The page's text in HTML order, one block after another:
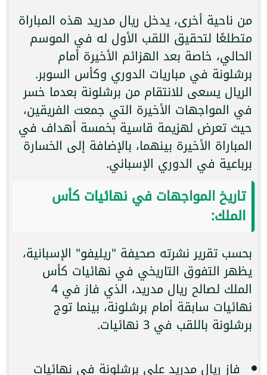
من ناحية أخرى، يدخل ريال مدريد هذه المباراة
متطلعًا لتحقيق اللقب الأول له في الموسم
الحالي، خاصة بعد الهزائم الأخيرة أمام
برشلونة في مباريات الدوري وكأس السوبر.
الريال يسعى للانتقام من برشلونة بعدما خسر
في المواجهات الأخيرة التي جمعت الفريقين،
حيث تعرض لهزيمة قاسية بخمسة أهداف في
المباراة الأخيرة بينهما، بالإضافة إلى الخسارة
برباعية في الدوري الإسباني.
تاريخ المواجهات في نهائيات كأس
الملك:
بحسب تقرير نشرته صحيفة "ريليفو" الإسبانية،
يظهر التفوق التاريخي في نهائيات كأس
الملك لصالح ريال مدريد، الذي فاز في 4
نهائيات سابقة أمام برشلونة، بينما توج
برشلونة باللقب في 3 نهائيات.
فاز ريال مدريد على برشلونة في نهائيات